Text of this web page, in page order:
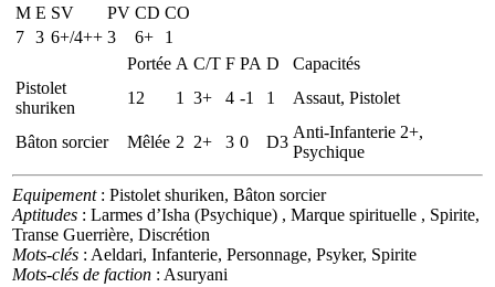
M E SV PV CD CO
7 3 6+/4++ 3 6+
1
Portée A C/T F PA D
Capacités
Pistolet
shuriken
12 1 3+ 4 -1 1 Assaut, Pistolet
Bâton sorcier Mêlée 2 2+ 3 0 D3
Anti-Infanterie 2+,
Psychique
Equipement: Pistolet shuriken, Bâton sorcier
Aptitudes : Larmes d’Isha (Psychique) , Marque spirituelle , Spirite,
Transe Guerrière, Discrétion
Mots-clés : Aeldari, Infanterie, Personnage, Psyker, Spirite
Mots-clés de faction : Asuryani